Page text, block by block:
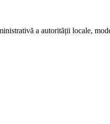
a autorității locale,